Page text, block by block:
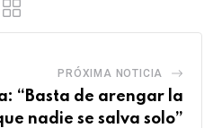
PRÓXIMA NOTICIA
“Basta de arengar la
nadie se salva solo”